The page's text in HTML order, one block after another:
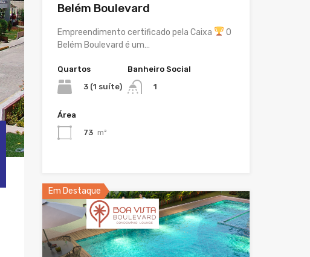
Belém Boulevard
Empreendimento certificado pela Caixa
O
Belém Boulevard é um…
Quartos
3 (1 suíte)
Banheiro Social
1
Área
73 m²
Em Destaque